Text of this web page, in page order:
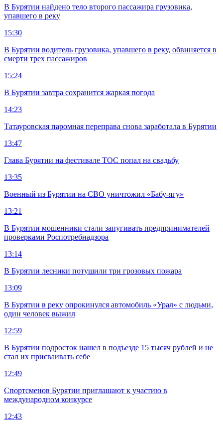
В Бурятии найдено тело второго пассажира грузовика,
упавшего в реку
15:30
В Бурятии водитель грузовика, упавшего в реку, обвиняется в
смерти трех пассажиров
15:24
В Бурятии завтра сохранится жаркая погода
14:23
Татауровская паромная переправа снова заработала в Бурятии
13:47
Глава Бурятии на фестивале ТОС попал на свадьбу
13:35
Военный из Бурятии на СВО уничтожил «Бабу-ягу»
13:21
В Бурятии мошенники стали запугивать предпринимателей
проверками Роспотребнадзора
13:14
В Бурятии лесники потушили три грозовых пожара
13:09
В Бурятии в реку опрокинулся автомобиль «Урал» с людьми,
один человек выжил
12:59
В Бурятии подросток нашел в подъезде 15 тысяч рублей и не
стал их присваивать себе
12:49
Спортсменов Бурятии приглашают к участию в
международном конкурсе
12:43